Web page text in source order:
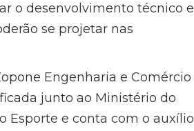
o desenvolvimento técnico e
se projetar nas
Engenharia e Comércio
junto ao Ministério do
Esporte e conta com o auxílio